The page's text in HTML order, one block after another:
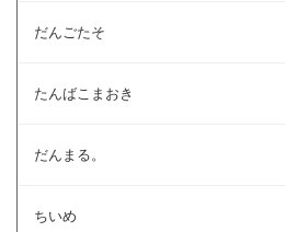
だんごたそ
たんばこまおき
だんまる。
ちいめ